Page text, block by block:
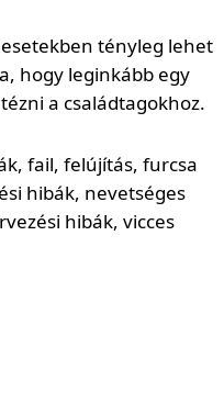
tényleg lehet
hogy leginkább egy
a családtagokhoz.